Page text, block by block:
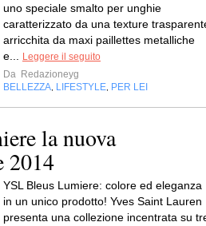
uno speciale smalto per unghie
caratterizzato da una texture
arricchita da maxi paillettes metalliche
e... Leggere il seguito
Da Redazioneyg
BELLEZZA, LIFESTYLE, PER LEI
la nuova
2014
YSL Bleus Lumiere: colore ed eleganza
in un unico prodotto! Yves Saint Lauren
presenta una collezione incentrata su